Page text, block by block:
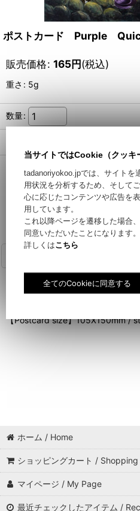
ポストカード Purple
販売価格: 165円(税込)
重さ : 5g
数量:
カートに入
【ポストカードサイズ】
【Postcard size】105X150mm /
ホーム / Home
ショッピングカート /
マイページ / My Page
最近チェックしたアイテム /
当サイトではCookie（クッキ
tadanoriyokoo.jpでは、サイトを
用状況を分析するため、そして
心に応じたコンテンツや広告を
用しています。
これ以降ページを遷移した場合
同意いただいたことになります。
詳しくはこちら